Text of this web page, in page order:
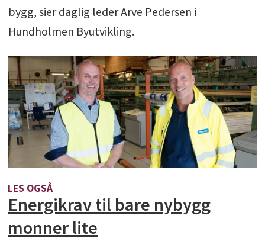
bygg, sier daglig leder Arve Pedersen i
Hundholmen Byutvikling.
LES OGSÅ
Energikrav til bare nybygg
monner lite